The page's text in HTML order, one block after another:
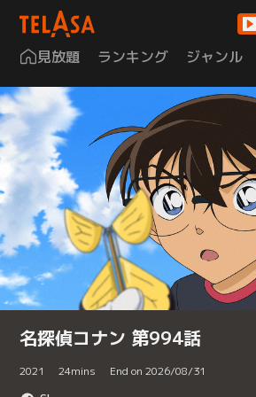
見放題 ランキング ジャンル
名探偵コナン 第994話
2021 24mins End on 2026/08/31